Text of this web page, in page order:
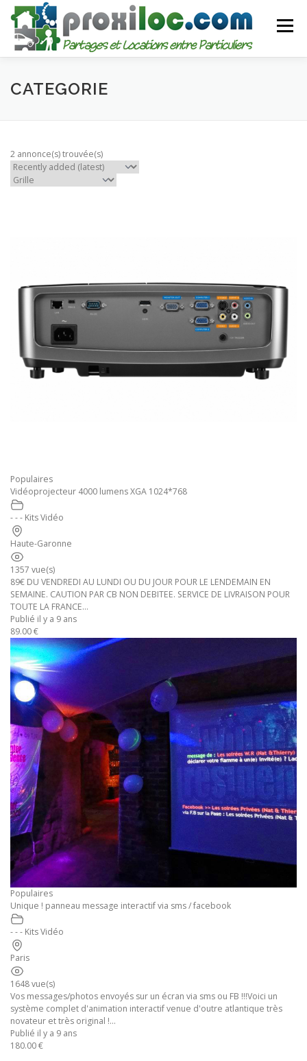
Aller
contenu
Menu
CATEGORIES AJOUTER UNE ANNONCE
CATEGORIE
2 annonce(s) trouvée(s)
Populaires
Vidéoprojecteur 4000 lumens XGA 1024*768
- - - Kits Vidéo
Haute-Garonne
1357 vue(s)
89€ DU VENDREDI AU LUNDI OU DU JOUR POUR LE LENDEMAIN EN
SEMAINE. CAUTION PAR CB NON DEBITEE. SERVICE DE LIVRAISON POUR
TOUTE LA FRANCE...
Publié il y a 9 ans
89.00 €
Populaires
Unique ! panneau message interactif via sms / facebook
- - - Kits Vidéo
Paris
1648 vue(s)
Vos messages/photos envoyés sur un écran via sms ou FB !!!Voici un
système complet d'animation interactif venue d'outre atlantique très
novateur et très original !...
Publié il y a 9 ans
180.00 €